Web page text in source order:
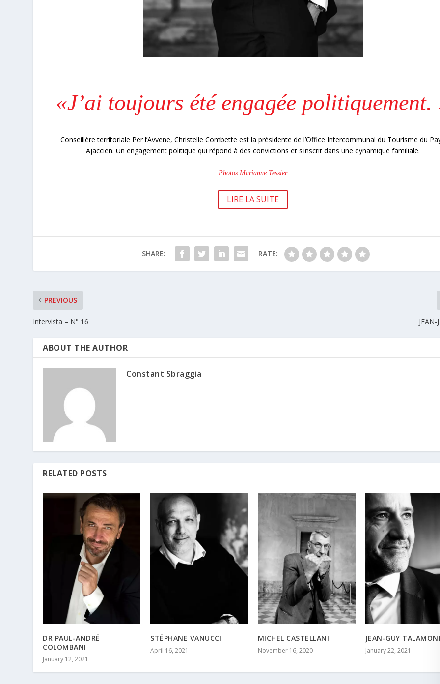
«J’ai toujours été engagée politiquement.
Conseillère territoriale Per l’Avvene, Christelle Combette est la présidente de l’Office Intercommunal du Tourisme du
Ajaccien. Un engagement politique qui répond à des convictions et s’inscrit dans une dynamique familiale.
Photos Marianne Tessier
LIRE LA SUITE
SHARE: RATE:
PREVIOUS
Intervista – N° 16 JEAN-
ABOUT THE AUTHOR
Constant Sbraggia
RELATED POSTS
DR PAUL-ANDRÉ
COLOMBANI
January 12, 2021
STÉPHANE VANUCCI
April 16, 2021
MICHEL CASTELLANI
November 16, 2020
JEAN-GUY
January 22, 2021